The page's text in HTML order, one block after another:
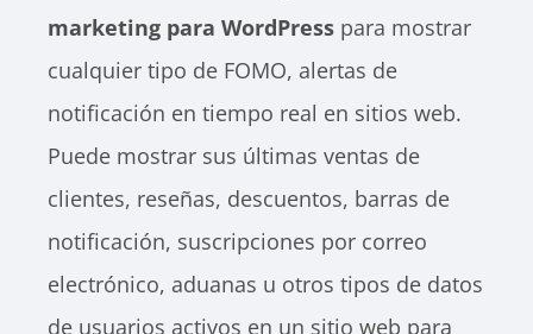
marketing para WordPress para mostrar
cualquier tipo de FOMO, alertas de
notificación en tiempo real en sitios web.
Puede mostrar sus últimas ventas de
clientes, reseñas, descuentos, barras de
notificación, suscripciones por correo
electrónico, aduanas u otros tipos de datos
de usuarios activos en un sitio web para